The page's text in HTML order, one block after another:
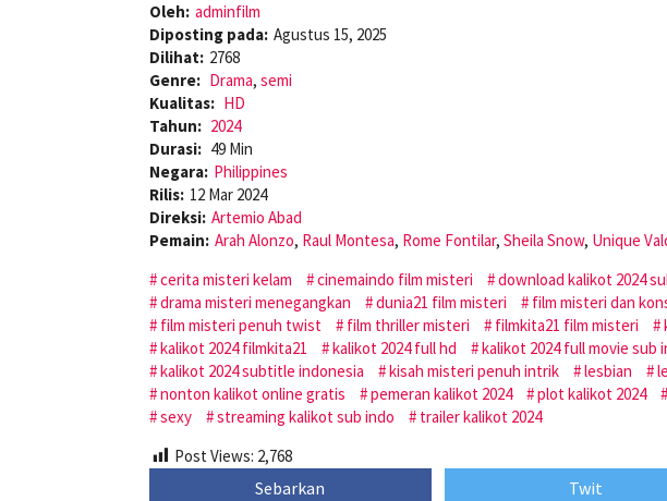
Oleh: adminfilm
Diposting pada: Agustus 15, 2025
Dilihat: 2768
Genre: Drama, semi
Kualitas: HD
Tahun: 2024
Durasi: 49 Min
Negara: Philippines
Rilis: 12 Mar 2024
Direksi: Artemio Abad
Pemain: Arah Alonzo, Raul Montesa, Rome Fontilar, Sheila Snow, Unique
cerita misteri kelam
cinemaindo film misteri download kalikot 2024
drama misteri menegangkan
dunia21 film misteri film misteri dan
film misteri penuh twist
film thriller misteri filmkita21 film misteri
kalikot 2024 filmkita21
kalikot 2024 full hd kalikot 2024 full movie sub
kalikot 2024 subtitle indonesia
kisah misteri penuh intrik lesbian
nonton kalikot online gratis
pemeran kalikot 2024 plot kalikot 2024
sexy
streaming kalikot sub indo
trailer kalikot 2024
Post Views: 2,768
Sebarkan Twit